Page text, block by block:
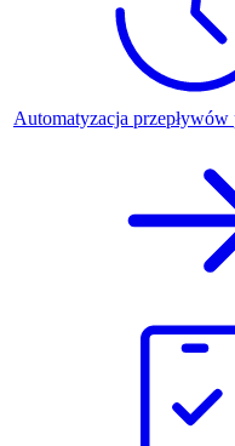
Automatyzacja przepływów